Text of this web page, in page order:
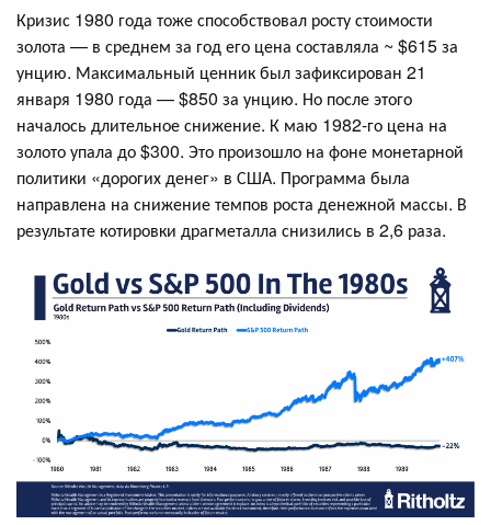
Кризис 1980 года тоже способствовал росту стоимости
золота — в среднем за год его цена составляла ~ $615 за
унцию. Максимальный ценник был зафиксирован 21
января 1980 года — $850 за унцию. Но после этого
началось длительное снижение. К маю 1982-го цена на
золото упала до $300. Это произошло на фоне монетарной
политики «дорогих денег» в США. Программа была
направлена на снижение темпов роста денежной массы. В
результате котировки драгметалла снизились в 2,6 раза.